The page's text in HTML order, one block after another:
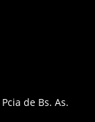
de Bs. As.